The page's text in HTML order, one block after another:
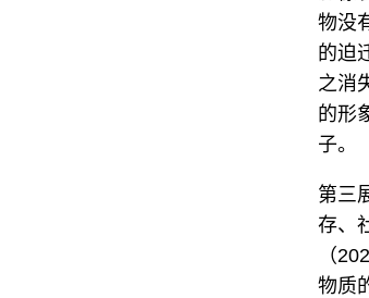
物没
的迫
之消
的形
子。
第三
存、
（
物质